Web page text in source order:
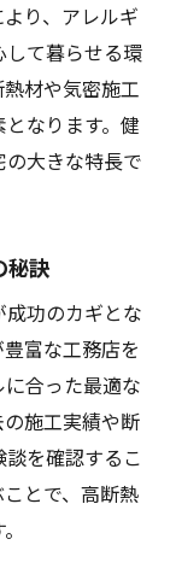
り、アレルギ
て暮らせる環
材や気密施工
なります。健
大きな特長で
秘訣
功のカギとな
富な工務店を
合った最適な
施工実績や断
を確認するこ
とで、高断熱